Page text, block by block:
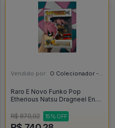
Vendido por: O Colecionador - SP
Raro E Novo Funko Pop
Etherious Natsu Dragneel End
R$ 870,92
15% OFF